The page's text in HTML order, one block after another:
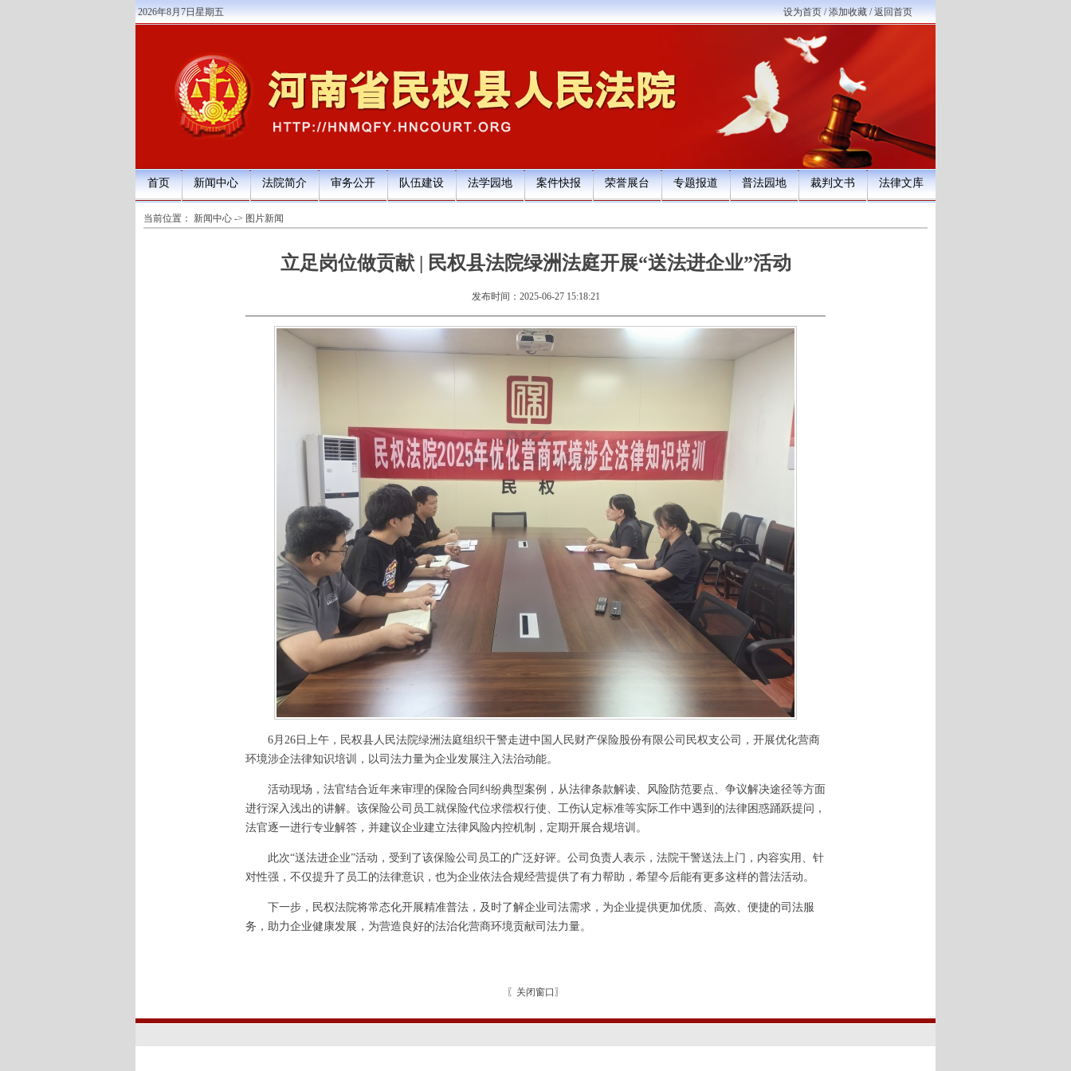
2026年8月7日星期五 设为首页/添加收藏/返回首页
首页 新闻中心 法院简介 审务公开 队伍建设 法学园地 案件快报 荣誉展台 专题报道 普法园地 裁判文书 法律文库
当前位置： 新闻中心 -> 图片新闻
立足岗位做贡献 | 民权县法院绿洲法庭开展“送法进企业”活动
发布时间：2025-06-27 15:18:21
6月26日上午，民权县人民法院绿洲法庭组织干警走进中国人民财产保险股份有限公司民权支公司，开展优化营商
环境涉企法律知识培训，以司法力量为企业发展注入法治动能。
活动现场，法官结合近年来审理的保险合同纠纷典型案例，从法律条款解读、风险防范要点、争议解决途径等方面
进行深入浅出的讲解。该保险公司员工就保险代位求偿权行使、工伤认定标准等实际工作中遇到的法律困惑踊跃提问，
法官逐一进行专业解答，并建议企业建立法律风险内控机制，定期开展合规培训。
此次“送法进企业”活动，受到了该保险公司员工的广泛好评。公司负责人表示，法院干警送法上门，内容实用、针
对性强，不仅提升了员工的法律意识，也为企业依法合规经营提供了有力帮助，希望今后能有更多这样的普法活动。
下一步，民权法院将常态化开展精准普法，及时了解企业司法需求，为企业提供更加优质、高效、便捷的司法服
务，助力企业健康发展，为营造良好的法治化营商环境贡献司法力量。
〖 关闭窗口 〗